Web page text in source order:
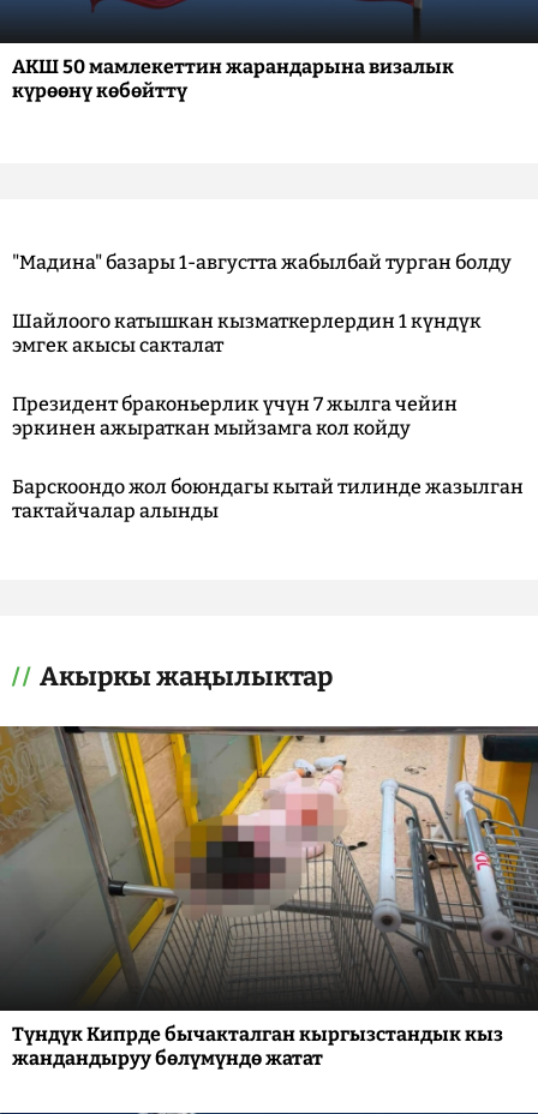
АКШ 50 мамлекеттин жарандарына визалык
күрөөнү көбөйттү
"Мадина" базары 1-августта жабылбай турган болду
Шайлоого катышкан кызматкерлердин 1 күндүк
эмгек акысы сакталат
Президент браконьерлик үчүн 7 жылга чейин
эркинен ажыраткан мыйзамга кол койду
Барскоондо жол боюндагы кытай тилинде жазылган
тактайчалар алынды
Акыркы жаңылыктар
Түндүк Кипрде бычакталган кыргызстандык кыз
жандандыруу бөлүмүндө жатат